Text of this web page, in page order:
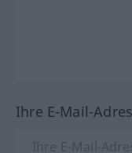
Ihre E-Mail-